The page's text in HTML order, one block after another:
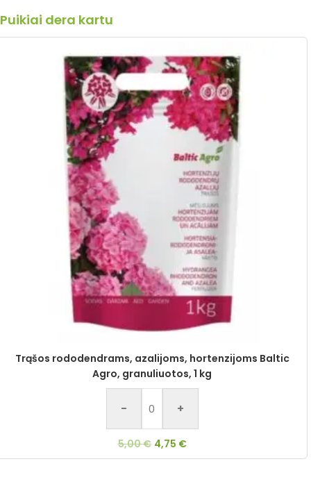
Puikiai dera kartu
Trąšos rododendrams, azalijoms, hortenzijoms Baltic
Agro, granuliuotos, 1 kg
- +
5,00€ 4,75 €